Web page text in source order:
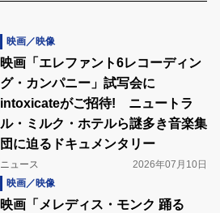
映画／映像
映画「エレファント6レコーディン
グ・カンパニー」試写会に
intoxicateがご招待! ニュートラ
ル・ミルク・ホテルら謎多き音楽集
団に迫るドキュメンタリー
ニュース
2026年07月10日
映画／映像
映画「メレディス・モンク 踊る